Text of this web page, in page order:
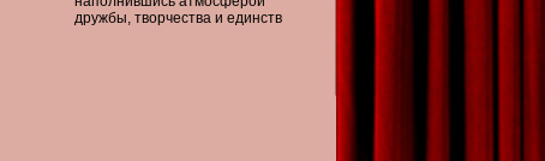
дружбы, творчества и единств